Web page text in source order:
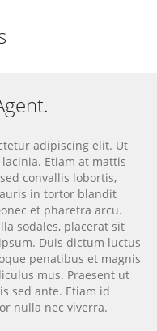
adipiscing elit. Ut
Etiam at mattis
convallis lobortis,
in tortor blandit
et pharetra arcu.
sodales, placerat sit
Duis dictum luctus
penatibus et magnis
mus. Praesent ut
sed ante. Etiam id
nulla nec viverra.